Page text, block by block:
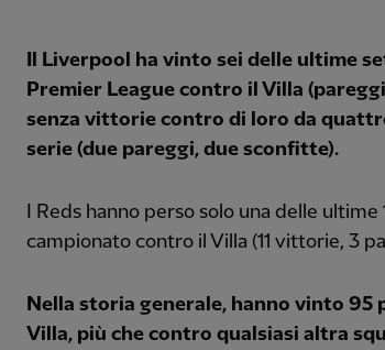
Il Liverpool ha vinto sei delle ultime
Premier League contro il Villa
senza vittorie contro di loro da
serie (due pareggi, due sconfitte).
I Reds hanno perso solo una delle
campionato contro il Villa (11 vittorie, 3
Nella storia generale, hanno vinto
Villa, più che contro qualsiasi altra